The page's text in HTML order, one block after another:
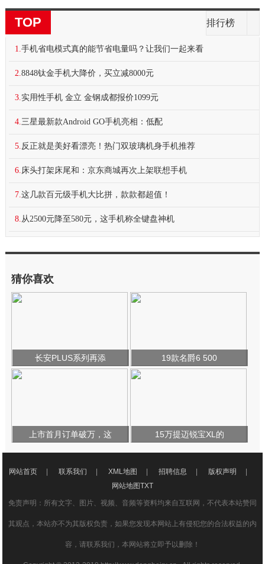
TOP 排行榜
1. 手机省电模式真的能节省电量吗？让我们一起来看
2. 8848钛金手机大降价，买立减8000元
3. 实用性手机 金立 金钢成都报价1099元
4. 三星最新款Android GO手机亮相：低配
5. 反正就是美好看漂亮！热门双玻璃机身手机推荐
6. 床头打架床尾和：京东商城再次上架联想手机
7. 这几款百元级手机大比拼，款款都超值！
8. 从2500元降至580元，这手机称全键盘神机
猜你喜欢
长安PLUS系列再添 19款名爵6 500
上市首月订单破万，这 15万提迈锐宝XL的
网站首页 | 联系我们 | XML地图 | 招聘信息 | 版权声明
|
网站地图TXT
免责声明：所有文字、图片、视频、音频等资料均来自互联网，不代表本站赞同
其观点，本站亦不为其版权负责，如果您发现本网站上有侵犯您的合法权益的内
容，请联系我们，本网站将立即予以删除！